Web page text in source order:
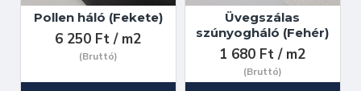
Pollen háló (Fekete)
6 250 Ft / m2
(Bruttó)
Üvegszálas
szúnyogháló (Fehér)
1 680 Ft / m2
(Bruttó)